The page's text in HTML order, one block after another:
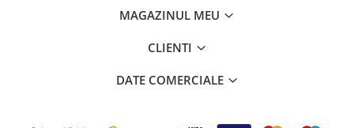
MAGAZINUL MEU
CLIENTI
DATE COMERCIALE